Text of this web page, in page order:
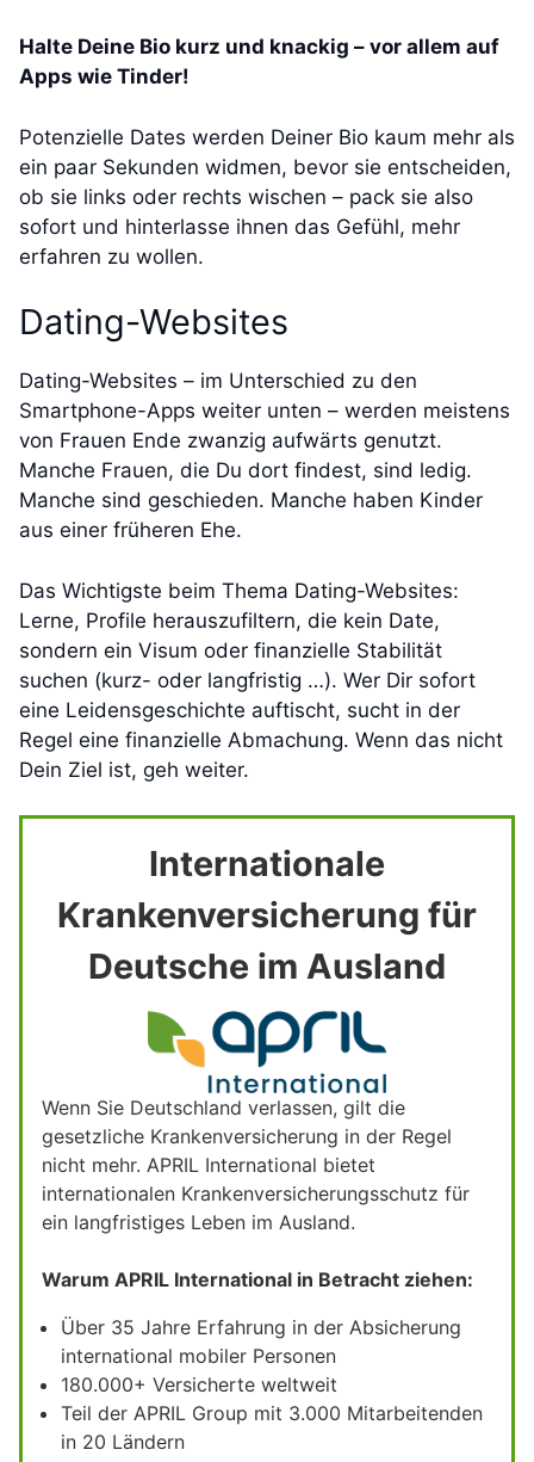
Halte Deine Bio kurz und knackig – vor allem auf
Apps wie Tinder!
Potenzielle Dates werden Deiner Bio kaum mehr als
ein paar Sekunden widmen, bevor sie entscheiden,
ob sie links oder rechts wischen – pack sie also
sofort und hinterlasse ihnen das Gefühl, mehr
erfahren zu wollen.
Dating-Websites
Dating-Websites – im Unterschied zu den
Smartphone-Apps weiter unten – werden meistens
von Frauen Ende zwanzig aufwärts genutzt.
Manche Frauen, die Du dort findest, sind ledig.
Manche sind geschieden. Manche haben Kinder
aus einer früheren Ehe.
Das Wichtigste beim Thema Dating-Websites:
Lerne, Profile herauszufiltern, die kein Date,
sondern ein Visum oder finanzielle Stabilität
suchen (kurz- oder langfristig …). Wer Dir sofort
eine Leidensgeschichte auftischt, sucht in der
Regel eine finanzielle Abmachung. Wenn das nicht
Dein Ziel ist, geh weiter.
Internationale
Krankenversicherung für
Deutsche im Ausland
Wenn Sie Deutschland verlassen, gilt die
gesetzliche Krankenversicherung in der Regel
nicht mehr. APRIL International bietet
internationalen Krankenversicherungsschutz für
ein langfristiges Leben im Ausland.
Warum APRIL International in Betracht ziehen:
Über 35 Jahre Erfahrung in der Absicherung
international mobiler Personen
180.000+ Versicherte weltweit
Teil der APRIL Group mit 3.000 Mitarbeitenden
in 20 Ländern